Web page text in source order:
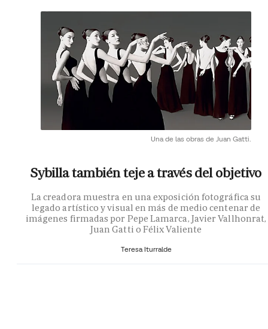
Una de las obras de Juan Gatti.
Sybilla también teje a través del objetivo
La creadora muestra en una exposición fotográfica su
legado artístico y visual en más de medio centenar de
imágenes firmadas por Pepe Lamarca, Javier Vallhonrat,
Juan Gatti o Félix Valiente
Teresa Iturralde